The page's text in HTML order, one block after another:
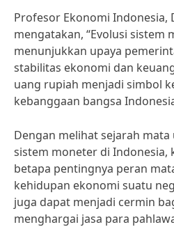
Profesor Ekonomi Indonesia,
mengatakan, “Evolusi sistem
menunjukkan upaya
stabilitas ekonomi dan
uang rupiah menjadi simbol
kebanggaan bangsa
Dengan melihat sejarah mata
sistem moneter di Indonesia,
betapa pentingnya peran
kehidupan ekonomi suatu
juga dapat menjadi cermin
menghargai jasa para